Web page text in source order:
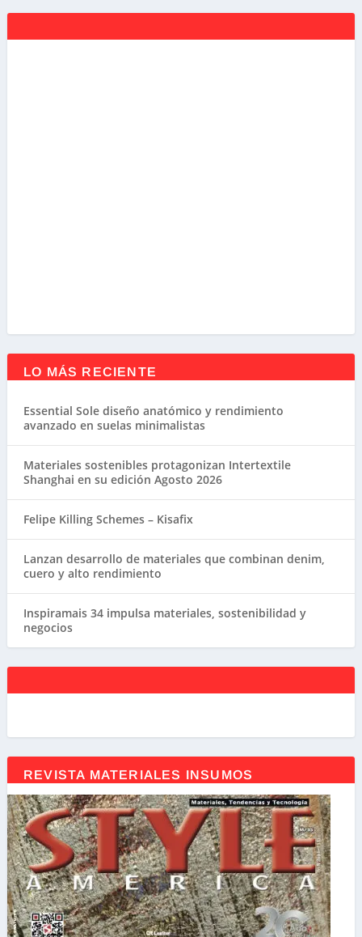
LO MÁS RECIENTE
Essential Sole diseño anatómico y rendimiento
avanzado en suelas minimalistas
Materiales sostenibles protagonizan Intertextile
Shanghai en su edición Agosto 2026
Felipe Killing Schemes – Kisafix
Lanzan desarrollo de materiales que combinan denim,
cuero y alto rendimiento
Inspiramais 34 impulsa materiales, sostenibilidad y
negocios
REVISTA MATERIALES INSUMOS